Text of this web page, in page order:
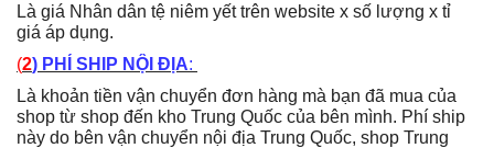
Là giá Nhân dân tệ niêm yết trên website x số lượng x tỉ
giá áp dụng.
(2) PHÍ SHIP NỘI ĐỊA:
Là khoản tiền vận chuyển đơn hàng mà bạn đã mua của
shop từ shop đến kho Trung Quốc của bên mình. Phí ship
này do bên vận chuyển nội địa Trung Quốc, shop Trung